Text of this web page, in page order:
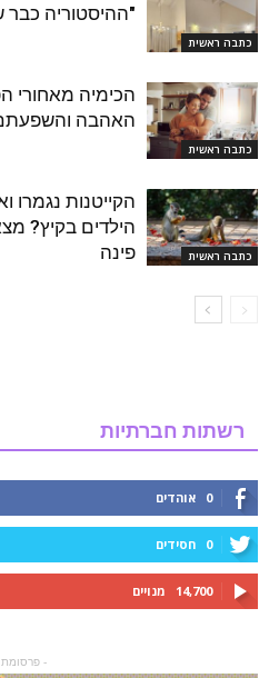
כתבה ראשית
"ההיסטוריה
כתבה ראשית
הכימיה מאחורי
האהבה
כתבה ראשית
הקייטנות
הילדים בקיץ?
פינה
רשתות חברתיות
0 אוהדים
0 חסידים
14,700 מנויים
-